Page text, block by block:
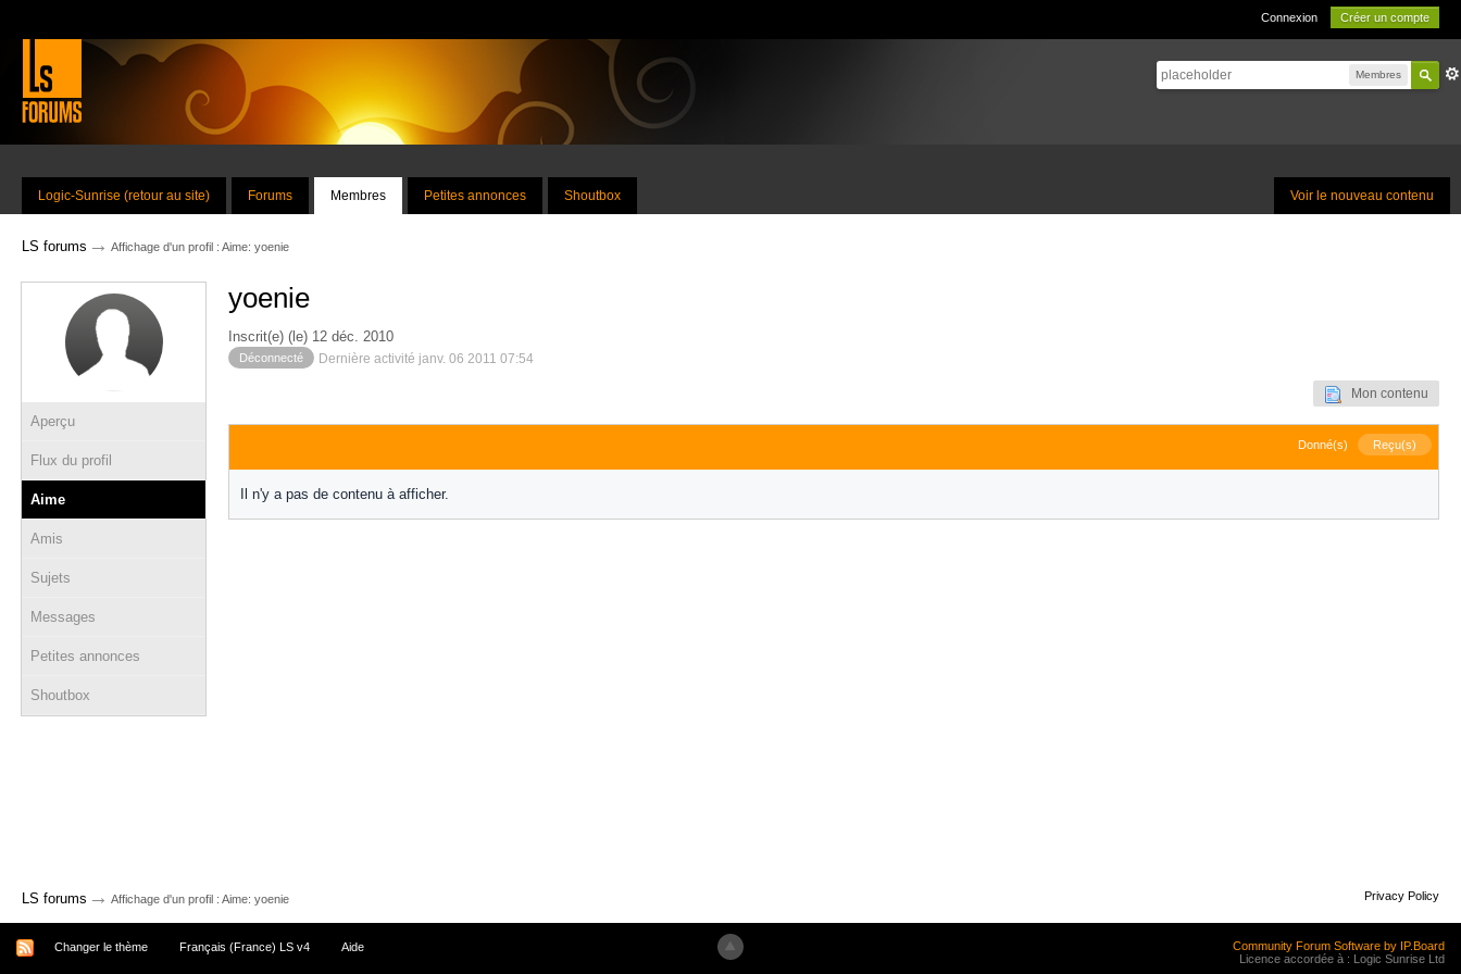
Connexion Créer un compte
Membres
Voir le nouveau contenu
Logic-Sunrise (retour au site) Forums Membres Petites annonces Shoutbox
LS forums → Affichage d'un profil : Aime: yoenie
Aperçu
Flux du profil
Aime
Amis
Sujets
Messages
Petites annonces
Shoutbox
yoenie
Inscrit(e) (le) 12 déc. 2010
Déconnecté Dernière activité janv. 06 2011 07:54
Mon contenu
Donné(s) Reçu(s)
Il n'y a pas de contenu à afficher.
LS forums → Affichage d'un profil : Aime: yoenie Privacy Policy
Changer le thème Français (France) LS v4 Aide
Community Forum Software by IP.Board
Licence accordée à : Logic Sunrise Ltd